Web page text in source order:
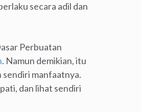
secara adil dan
Perbuatan
. Namun demikian, itu
sendiri manfaatnya.
dan lihat sendiri